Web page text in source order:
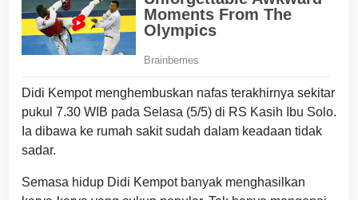
Didi Kempot menghembuskan nafas terakhirnya sekitar
pukul 7.30 WIB pada Selasa (5/5) di RS Kasih Ibu Solo.
Ia dibawa ke rumah sakit sudah dalam keadaan tidak
sadar.
Semasa hidup Didi Kempot banyak menghasilkan